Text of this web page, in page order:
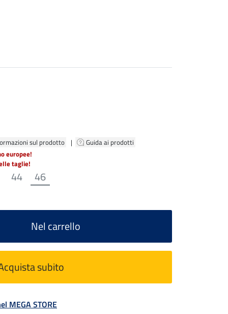
sul prodotto |
Guida ai prodotti
europee!
taglie!
44 46
Nel carrello
subito
MEGA STORE